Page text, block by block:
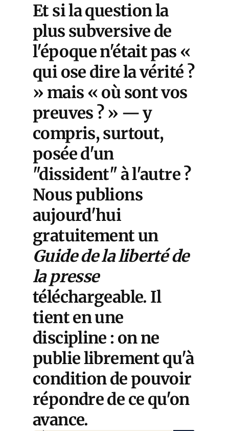
Et si la question la
plus subversive de
l'époque n'était pas «
qui ose dire la vérité ?
» mais « où sont vos
preuves ? » — y
compris, surtout,
posée d'un
"dissident" à l'autre ?
Nous publions
aujourd'hui
gratuitement un
Guide de la liberté de
la presse
téléchargeable. Il
tient en une
discipline : on ne
publie librement qu'à
condition de pouvoir
répondre de ce qu'on
avance.